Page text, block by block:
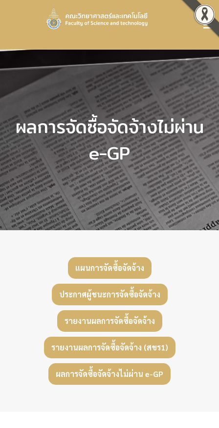
ผลการจัดซื้อจัดจ้างไม่ผ่าน
e-GP
แผนการจัดซื้อจัดจ้าง
ประกาศผู้ชนะการจัดซื้อจัดจ้าง
รายงานผลการจัดซื้อจัดจ้าง
รายงานผลการจัดซื้อจัดจ้าง (สขร1)
ผลการจัดซื้อจัดจ้างไม่ผ่าน e-GP